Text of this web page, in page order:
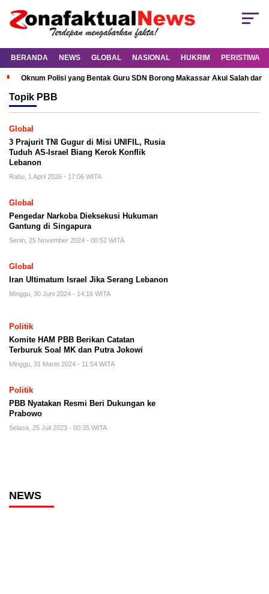
BERANDA NEWS GLOBAL NASIONAL HUKRIM PERISTIWA
Oknum Polisi yang Bentak Guru SDN Borong Makassar Akui Salah dan
Topik PBB
Global
3 Prajurit TNI Gugur di Misi UNIFIL, Rusia
Tuduh AS-Israel Biang Kerok Konflik
Lebanon
Rabu, 1 April 2026 - 17:06 WITA
Global
Pengedar Narkoba Dieksekusi Hukuman
Gantung di Singapura
Senin, 25 November 2024 - 00:52 WITA
Global
Iran Ultimatum Israel Jika Serang Lebanon
Minggu, 30 Juni 2024 - 14:16 WITA
Politik
Komite HAM PBB Berikan Catatan
Terburuk Soal MK dan Putra Jokowi
Minggu, 31 Maret 2024 - 11:54 WITA
Politik
PBB Nyatakan Resmi Beri Dukungan ke
Prabowo
Selasa, 25 Juli 2023 - 00:35 WITA
NEWS